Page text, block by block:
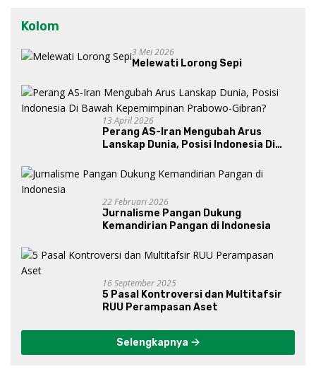
Kolom
3 Mei 2026
Melewati Lorong Sepi
13 April 2026
Perang AS-Iran Mengubah Arus
Lanskap Dunia, Posisi Indonesia Di
Gibran?
22 Februari 2026
Jurnalisme Pangan Dukung
Kemandirian Pangan di Indonesia
16 September 2025
5 Pasal Kontroversi dan Multitafsir
RUU Perampasan Aset
Selengkapnya